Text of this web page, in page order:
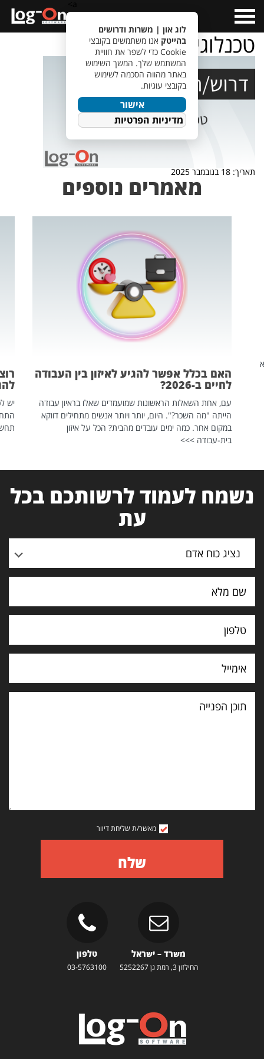
Menu
טכנלוגי לתחום החלל
תאריך: 18 בנובמבר 2025
מאמרים נוספים
האם בכלל אפשר להגיע לאיזון בין העבודה
לחיים ב-2026?
עם, אחת השאלות הראשונות שמועמדים שאלו בראיון עבודה
הייתה "מה השכר?". היום, יותר ויותר אנשים מתחילים דווקא
במקום אחר. כמה ימים עובדים מהבית? הכל על איזון
בית-עבודה >>>
יש
נשמח לעמוד לרשותכם בכל
עת
נציג כוח אדם
תוכן
הפנייה
מאשר/ת שליחת דיוור
שלח
משרד – ישראל
החילזון 3, רמת גן 5252267
טלפון
03-5763100
לוג און | משרות ודרושים
בהייטק אנו משתמשים בקובצי
Cookie כדי לשפר את חוויית
המשתמש שלך. המשך השימוש
באתר מהווה הסכמה לשימוש
בקובצי עוגיות.
אישור
מדיניות הפרטיות